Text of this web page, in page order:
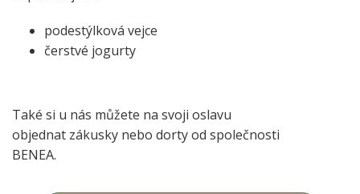
podestýlková vejce
čerstvé jogurty
Také si u nás můžete na svoji oslavu
objednat zákusky nebo dorty od společnosti
BENEA.